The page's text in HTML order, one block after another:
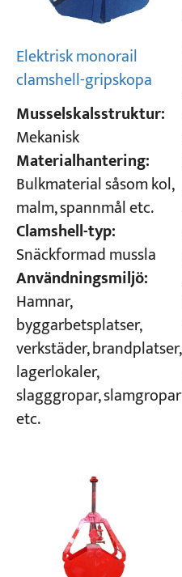
Elektrisk monorail
clamshell-gripskopa
Musselskalsstruktur:
Mekanisk
Materialhantering:
Bulkmaterial såsom kol,
malm, spannmål etc.
Clamshell-typ:
Snäckformad mussla
Användningsmiljö:
Hamnar,
byggarbetsplatser,
verkstäder, brandplatser,
lagerlokaler,
slagggropar, slamgropar
etc.